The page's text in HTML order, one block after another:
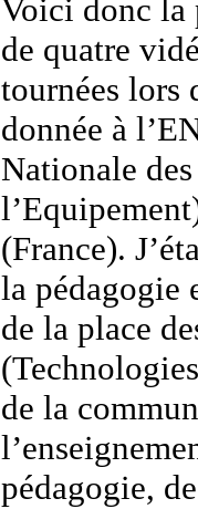
Voici donc la
de quatre
tournées lors
donnée à
Nationale
(France).
la pédagogie
de la place
de la
pédagogie,